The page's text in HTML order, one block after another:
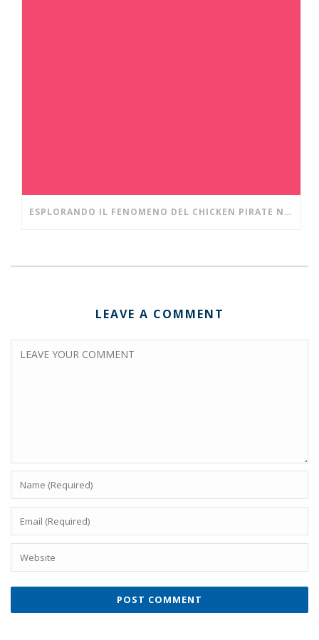
ESPLORANDO IL FENOMENO DEL CHICKEN PIRATE NEI CASINÒ DIGITALI MODERNI
LEAVE A COMMENT